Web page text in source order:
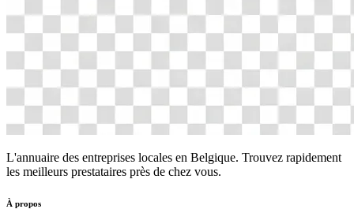
L'annuaire des entreprises locales en Belgique. Trouvez rapidement
les meilleurs prestataires près de chez vous.
À propos